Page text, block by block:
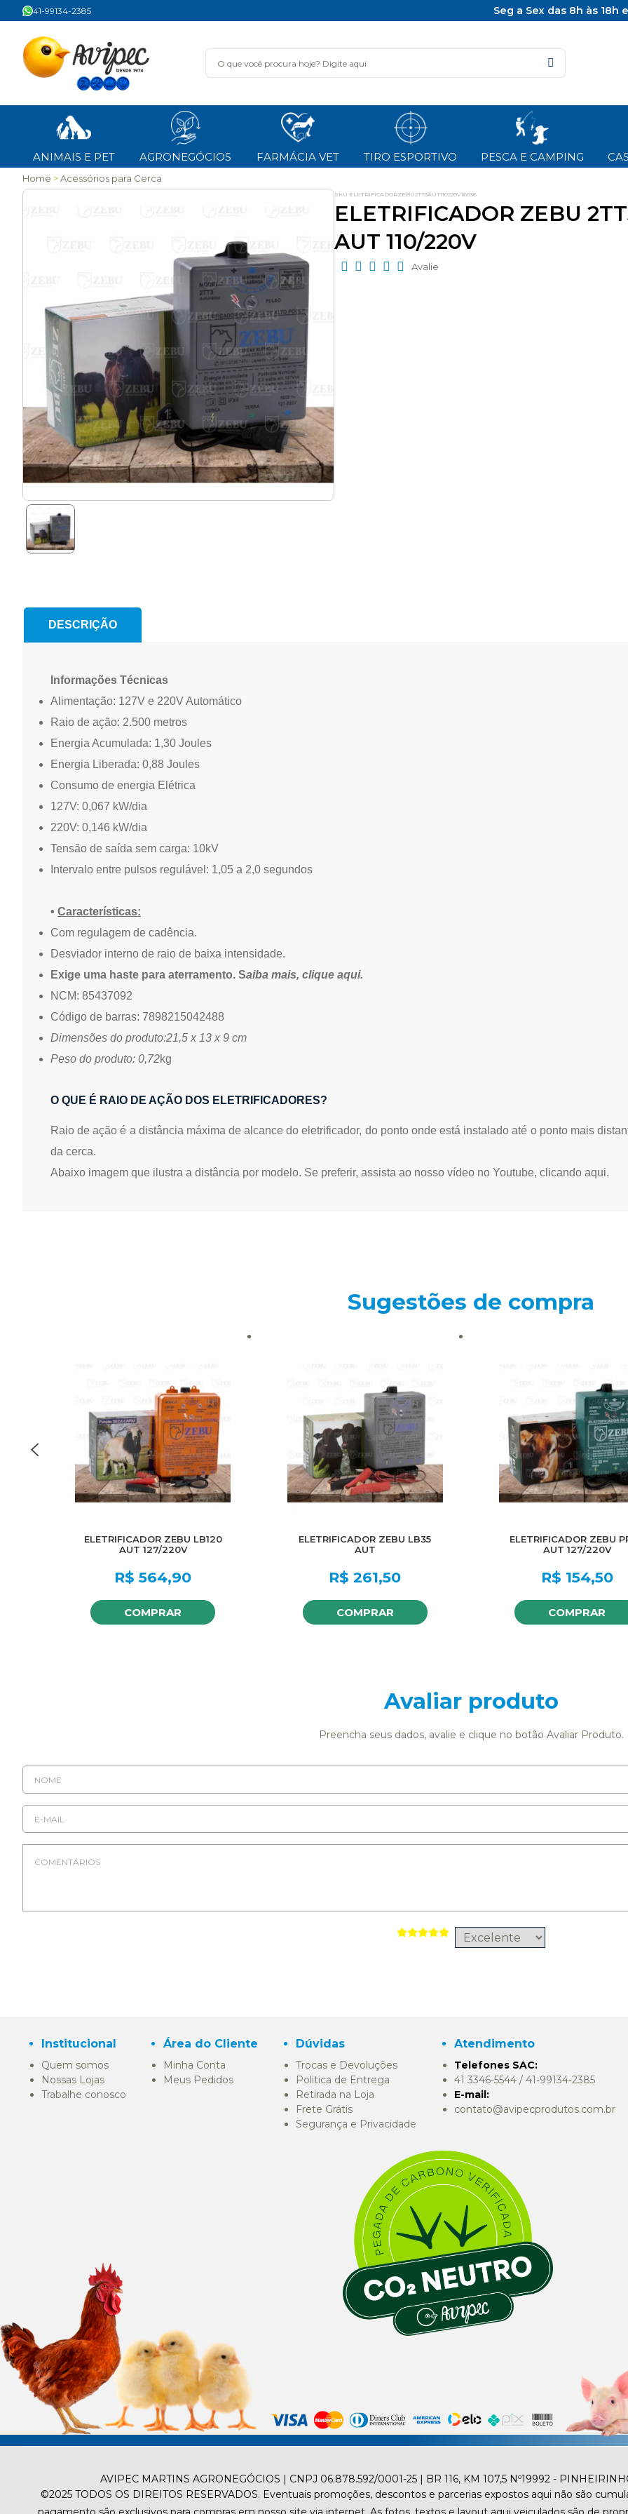
41-99134-2385 Seg a Sex das 8h às 18h
ANIMAIS E PET AGRONEGÓCIOS FARMÁCIA VET TIRO ESPORTIVO PESCA E CAMPING
Home Acessórios para Cerca
SKU ELETRIFICADORZEBU2TT3AUT110220V16036
ELETRIFICADOR ZEBU
AUT 110/220V
Avalie
DESCRIÇÃO
Informações Técnicas
Alimentação: 127V e 220V Automático
Raio de ação: 2.500 metros
Energia Acumulada: 1,30 Joules
Energia Liberada: 0,88 Joules
Consumo de energia Elétrica
127V: 0,067 kW/dia
220V: 0,146 kW/dia
Tensão de saída sem carga: 10kV
Intervalo entre pulsos regulável: 1,05 a 2,0 segundos
• Características:
Com regulagem de cadência.
Desviador interno de raio de baixa intensidade.
Exige uma haste para aterramento. Saiba mais, clique aqui.
NCM: 85437092
Código de barras: 7898215042488
Dimensões do produto:21,5 x 13 x 9 cm
Peso do produto: 0,72kg
O QUE É RAIO DE AÇÃO DOS ELETRIFICADORES?
Raio de ação é a distância máxima de alcance do eletrificador, do ponto onde está instalado até o ponto mais
da cerca.
Abaixo imagem que ilustra a distância por modelo. Se preferir, assista ao nosso vídeo no Youtube, clicando aqui.
Sugestões de compra
ELETRIFICADOR ZEBU LB120
AUT 127/220V
R$ 564,90
COMPRAR
ELETRIFICADOR ZEBU LB35
AUT
R$ 261,50
COMPRAR
ELETRIFICADOR ZEBU
AUT 127/220V
R$ 154,50
COMPRAR
Avaliar produto
Preencha seus dados, avalie e clique no botão Avaliar Produto.
Institucional
Quem somos
Nossas Lojas
Trabalhe conosco
Área do Cliente
Minha Conta
Meus Pedidos
Dúvidas
Trocas e Devoluções
Politica de Entrega
Retirada na Loja
Frete Grátis
Segurança e Privacidade
Atendimento
Telefones SAC:
41 3346-5544 / 41-99134-2385
E-mail:
contato@avipecprodutos.com.br
AVIPEC MARTINS AGRONEGÓCIOS | CNPJ 06.878.592/0001-25 | BR 116, KM 107,5 Nº19992 -
©2025 TODOS OS DIREITOS RESERVADOS. Eventuais promoções, descontos e parcerias expostos aqui não são